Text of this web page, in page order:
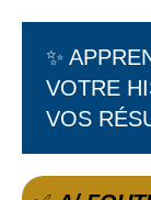
✨
VOTRE
VOS